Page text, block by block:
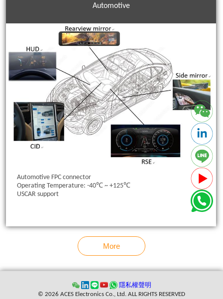
Automotive
Automotive FPC connector
Operating Temperature: -40℃ ~ +125℃
USCAR support
More
隱私權聲明
© 2026 ACES Electronics Co., Ltd. ALL RIGHTS RESERVED